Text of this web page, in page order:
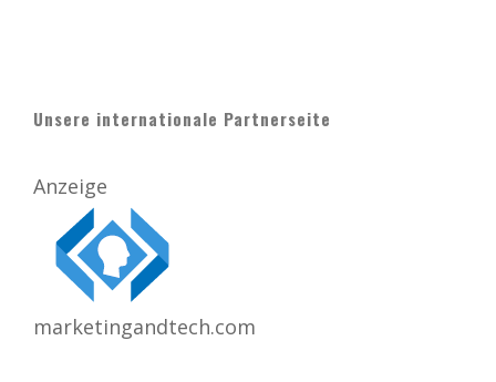
Unsere internationale Partnerseite
Anzeige
marketingandtech.com